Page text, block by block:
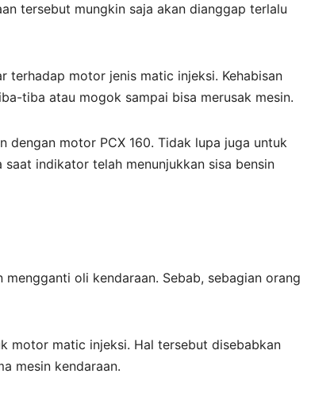
tersebut mungkin saja akan dianggap terlalu
terhadap motor jenis matic injeksi. Kehabisan
tiba atau mogok sampai bisa merusak mesin.
dengan motor PCX 160. Tidak lupa juga untuk
indikator telah menunjukkan sisa bensin
oli kendaraan. Sebab, sebagian orang
motor matic injeksi. Hal tersebut disebabkan
mesin kendaraan.